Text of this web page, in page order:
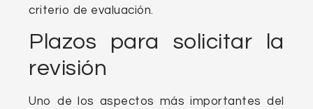
criterio de evaluación.
Plazos para solicitar la
revisión
Uno de los aspectos más importantes del